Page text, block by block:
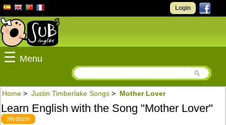
Login
☰ Menu
Home > Justin Timberlake Songs > Mother Lover
Learn English with the Song "Mother Lover"
Medium